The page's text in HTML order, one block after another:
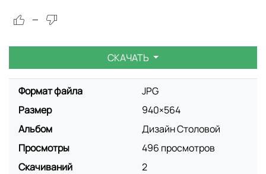
—
СКАЧАТЬ
Формат файла
JPG
Размер
940×564
Альбом
Дизайн Столовой
Просмотры
496 просмотров
Скачиваний
2